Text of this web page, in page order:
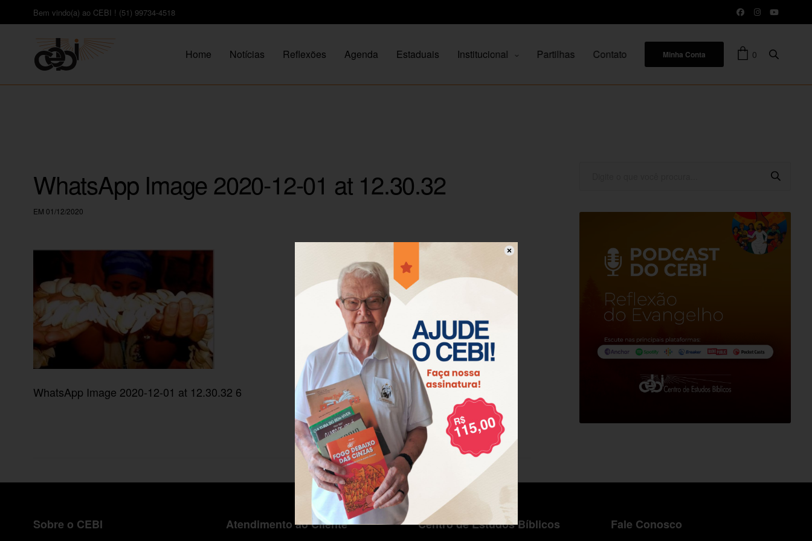
Bem vindo(a) ao CEBI ! (51) 99734-4518
Home Notícias Reflexões Agenda Estaduais Institucional Partilhas Contato Minha Conta 0
WhatsApp Image 2020-12-01 at 12.30.32
EM 01/12/2020
WhatsApp Image 2020-12-01 at 12.30.32 6
Sobre o CEBI Atendimento ao Cliente Centro de Estudos Bíblicos Fale Conosco